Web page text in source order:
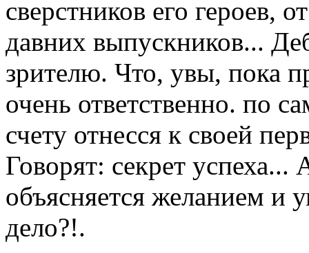
сверстников его героев,
давних выпускников...
зрителю. Что, увы, пока
очень ответственно. по
счету отнесся к своей
Говорят: секрет успеха...
объясняется желанием и
дело?!.